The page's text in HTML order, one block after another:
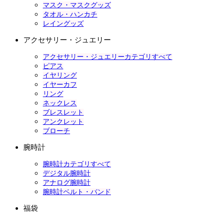
マスク・マスクグッズ
タオル・ハンカチ
レイングッズ
アクセサリー・ジュエリー
アクセサリー・ジュエリーカテゴリすべて
ピアス
イヤリング
イヤーカフ
リング
ネックレス
ブレスレット
アンクレット
ブローチ
腕時計
腕時計カテゴリすべて
デジタル腕時計
アナログ腕時計
腕時計ベルト・バンド
福袋